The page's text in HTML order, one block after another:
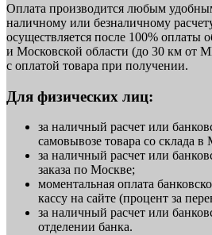
Оплата производится любым
наличному или безналичному
осуществляется после 100% оплаты
и Московской области (до 30 км от
с оплатой товара при получении.
Для физических лиц:
за наличный расчет или
самовывозе товара со склада в
за наличный расчет или
заказа по Москве;
моментальная оплата
кассу на сайте (процент за
за наличный расчет или
отделении банка.